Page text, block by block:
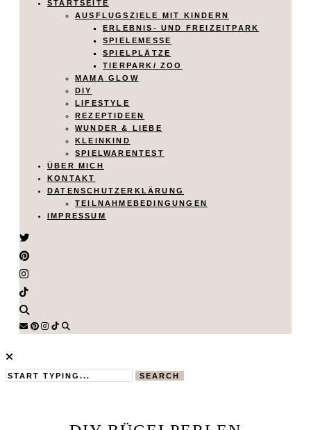
STARTSEITE
AUSFLUGSZIELE MIT KINDERN
ERLEBNIS- UND FREIZEITPARK
SPIELEMESSE
SPIELPLÄTZE
TIERPARK/ ZOO
MAMA GLOW
DIY
LIFESTYLE
REZEPTIDEEN
WUNDER & LIEBE
KLEINKIND
SPIELWARENTEST
ÜBER MICH
KONTAKT
DATENSCHUTZERKLÄRUNG
TEILNAHMEBEDINGUNGEN
IMPRESSUM
SEARCH